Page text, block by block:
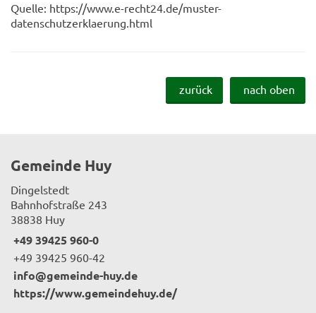
Quelle: https://www.e-recht24.de/muster-
datenschutzerklaerung.html
zurück nach oben
Gemeinde Huy
Dingelstedt
Bahnhofstraße 243
38838 Huy
+49 39425 960-0
+49 39425 960-42
info@gemeinde-huy.de
https://www.gemeindehuy.de/